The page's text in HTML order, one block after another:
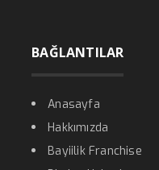
BAĞLANTILAR
Anasayfa
Hakkımızda
Bayiilik Franchise